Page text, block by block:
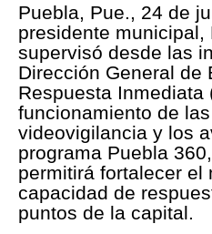
Puebla, Pue., 24 de
presidente municipal,
supervisó desde las
Dirección General de
Respuesta Inmediata
funcionamiento de
videovigilancia y los
programa Puebla
permitirá fortalecer el
capacidad de
puntos de la capital.